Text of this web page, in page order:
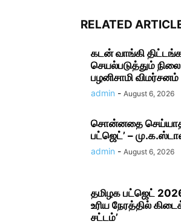
RELATED
கடன் வாங்கி
செயல்படுத்தும்
பழனிசாமி விமர்சனம்
admin - August 6, 2026
சொன்னதை செய்யாத
பட்ஜெட்’ –
admin - August 6, 2026
தமிழக பட்ஜெட்
உரிய நேரத்தில்
சட்டம்’